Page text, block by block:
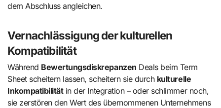
dem Abschluss angleichen.
Vernachlässigung der kulturellen
Kompatibilität
Während Bewertungsdiskrepanzen Deals beim Term
Sheet scheitern lassen, scheitern sie durch kulturelle
Inkompatibilitätin der Integration – oder schlimmer noch,
sie zerstören den Wert des übernommenen Unternehmens